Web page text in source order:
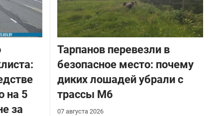
на 5
за
Тарпанов перевезли в
безопасное место: почему
диких лошадей убрали с
трассы М6
07 августа 2026